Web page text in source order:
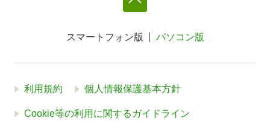
スマートフォン版 パソコン版
利用規約 個人情報保護基本方針
Cookie等の利用に関するガイドライン